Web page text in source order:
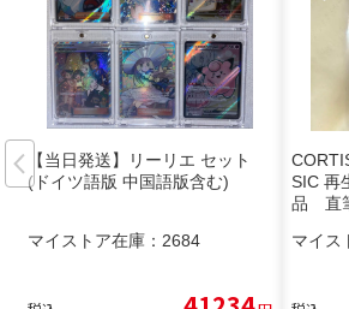
【当日発送】リーリエ セット
(ドイツ語版 中国語版含む)
マイストア在庫： 2684
SIC 再
品 直
マイス